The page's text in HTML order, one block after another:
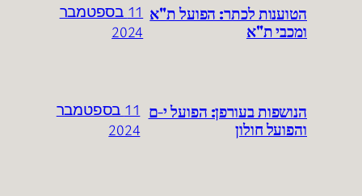
הטוענות לכתר: הפועל ת"א
ומכבי ת"א
11 בספטמבר
2024
הנושפות בעורפן: הפועל י-ם
והפועל חולון
11 בספטמבר
2024